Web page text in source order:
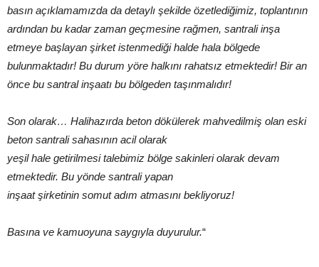
basın açıklamamızda da detaylı şekilde özetlediğimiz, toplantının
ardından bu kadar zaman geçmesine rağmen, santrali inşa
etmeye başlayan şirket istenmediği halde hala bölgede
bulunmaktadır! Bu durum yöre halkını rahatsız etmektedir! Bir an
önce bu santral inşaatı bu bölgeden taşınmalıdır!
Son olarak… Halihazırda beton dökülerek mahvedilmiş olan eski
beton santrali sahasının acil olarak
yeşil hale getirilmesi talebimiz bölge sakinleri olarak devam
etmektedir. Bu yönde santrali yapan
inşaat şirketinin somut adım atmasını bekliyoruz!
Basına ve kamuoyuna saygıyla duyurulur.“